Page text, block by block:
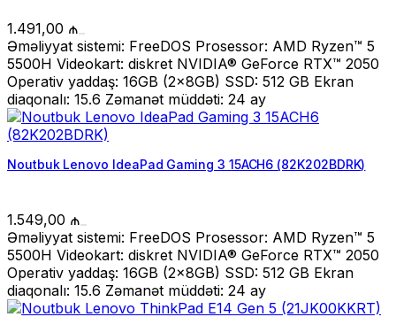
1.491,00 ₼
Əməliyyat sistemi: FreeDOS Prosessor: AMD Ryzen™ 5
5500H Videokart: diskret NVIDIA® GeForce RTX™ 2050
Operativ yaddaş: 16GB (2x8GB) SSD: 512 GB Ekran
diaqonalı: 15.6 Zəmanət müddəti: 24 ay
Noutbuk Lenovo IdeaPad Gaming 3 15ACH6 (82K202BDRK)
1.549,00 ₼
Əməliyyat sistemi: FreeDOS Prosessor: AMD Ryzen™ 5
5500H Videokart: diskret NVIDIA® GeForce RTX™ 2050
Operativ yaddaş: 16GB (2x8GB) SSD: 512 GB Ekran
diaqonalı: 15.6 Zəmanət müddəti: 24 ay